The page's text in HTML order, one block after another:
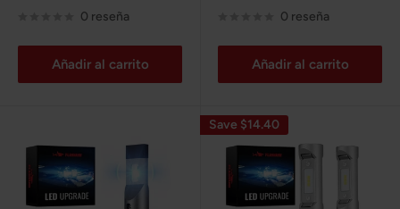
0 reseña
Añadir al carrito
0 reseña
Añadir al carrito
Save $14.40